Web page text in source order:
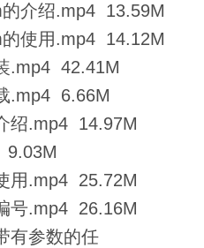
介绍.mp4 13.59M
使用.mp4 14.12M
42.41M
.mp4 6.66M
.mp4 14.97M
.mp4 25.72M
.mp4 26.16M
参数的任